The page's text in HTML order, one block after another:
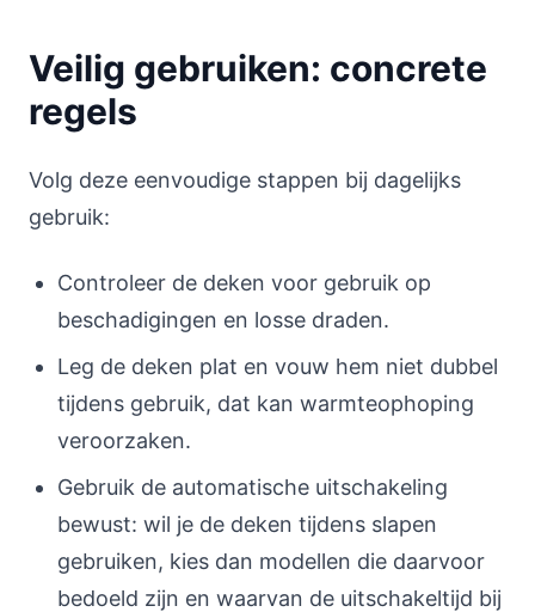
Veilig gebruiken: concrete
regels
Volg deze eenvoudige stappen bij dagelijks
gebruik:
Controleer de deken voor gebruik op
beschadigingen en losse draden.
Leg de deken plat en vouw hem niet dubbel
tijdens gebruik, dat kan warmteophoping
veroorzaken.
Gebruik de automatische uitschakeling
bewust: wil je de deken tijdens slapen
gebruiken, kies dan modellen die daarvoor
bedoeld zijn en waarvan de uitschakeltijd bij